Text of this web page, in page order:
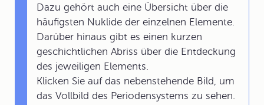
Dazu gehört auch eine Übersicht über die
häufigsten Nuklide der einzelnen Elemente.
Darüber hinaus gibt es einen kurzen
geschichtlichen Abriss über die Entdeckung
des jeweiligen Elements.
Klicken Sie auf das nebenstehende Bild, um
das Vollbild des Periodensystems zu sehen.